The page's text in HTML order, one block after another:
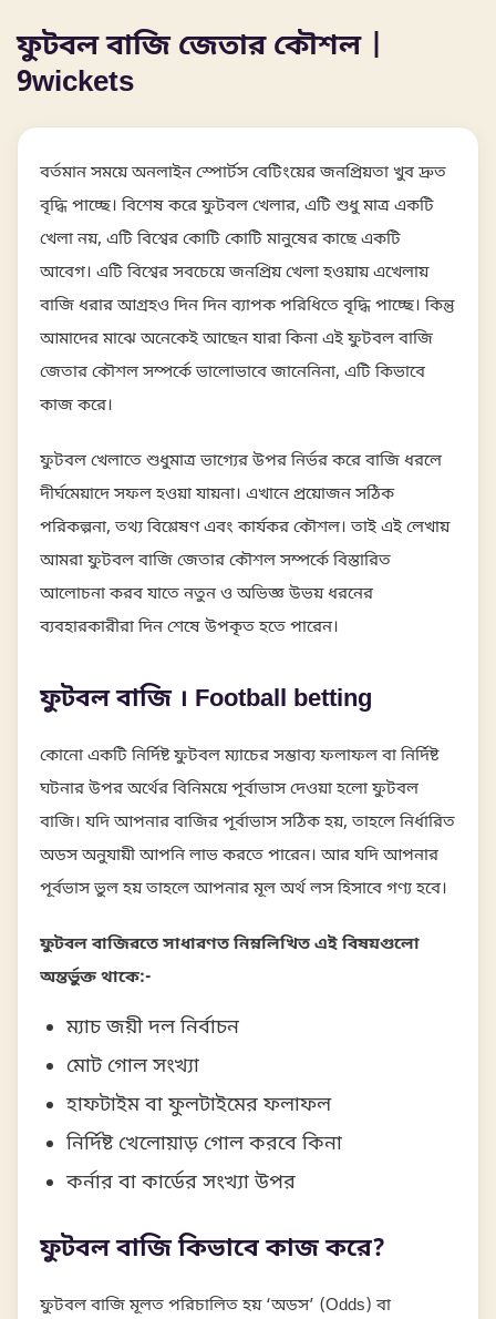
ফুটবল বাজি জেতার কৌশল |
9wickets
বর্তমান সময়ে অনলাইন স্পোর্টস বেটিংয়ের জনপ্রিয়তা খুব দ্রুত
বৃদ্ধি পাচ্ছে। বিশেষ করে ফুটবল খেলার, এটি শুধু মাত্র একটি
খেলা নয়, এটি বিশ্বের কোটি কোটি মানুষের কাছে একটি
আবেগ। এটি বিশ্বের সবচেয়ে জনপ্রিয় খেলা হওয়ায় এখেলায়
বাজি ধরার আগ্রহও দিন দিন ব্যাপক পরিধিতে বৃদ্ধি পাচ্ছে। কিন্তু
আমাদের মাঝে অনেকেই আছেন যারা কিনা এই ফুটবল বাজি
জেতার কৌশল সম্পর্কে ভালোভাবে জানেনিনা, এটি কিভাবে
কাজ করে।
ফুটবল খেলাতে শুধুমাত্র ভাগ্যের উপর নির্ভর করে বাজি ধরলে
দীর্ঘমেয়াদে সফল হওয়া যায়না। এখানে প্রয়োজন সঠিক
পরিকল্পনা, তথ্য বিশ্লেষণ এবং কার্যকর কৌশল। তাই এই লেখায়
আমরা ফুটবল বাজি জেতার কৌশল সম্পর্কে বিস্তারিত
আলোচনা করব যাতে নতুন ও অভিজ্ঞ উভয় ধরনের
ব্যবহারকারীরা দিন শেষে উপকৃত হতে পারেন।
ফুটবল বাজি । Football betting
কোনো একটি নির্দিষ্ট ফুটবল ম্যাচের সম্ভাব্য ফলাফল বা নির্দিষ্ট
ঘটনার উপর অর্থের বিনিময়ে পূর্বাভাস দেওয়া হলো ফুটবল
বাজি। যদি আপনার বাজির পূর্বাভাস সঠিক হয়, তাহলে নির্ধারিত
অডস অনুযায়ী আপনি লাভ করতে পারেন। আর যদি আপনার
পূর্বভাস ভুল হয় তাহলে আপনার মূল অর্থ লস হিসাবে গণ্য হবে।
ফুটবল বাজিরতে সাধারণত নিম্নলিখিত এই বিষয়গুলো
অন্তর্ভুক্ত থাকে:-
ম্যাচ জয়ী দল নির্বাচন
মোট গোল সংখ্যা
হাফটাইম বা ফুলটাইমের ফলাফল
নির্দিষ্ট খেলোয়াড় গোল করবে কিনা
কর্নার বা কার্ডের সংখ্যা উপর
ফুটবল বাজি কিভাবে কাজ করে?
ফুটবল বাজি মূলত পরিচালিত হয় ‘অডস’ (Odds) বা